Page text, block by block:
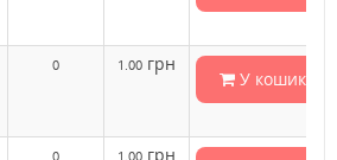
0 1.00 грн
У кошик
0 1.00 грн